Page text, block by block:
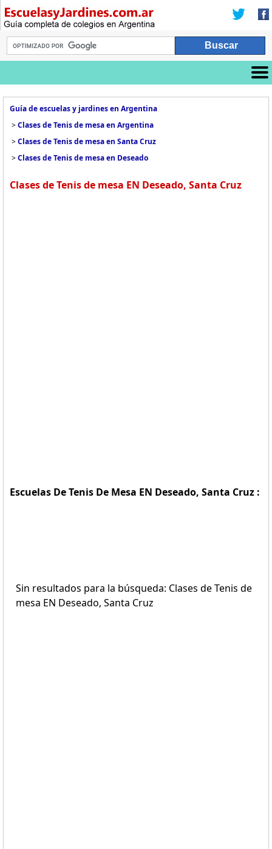
Guía de escuelas y jardines en Argentina
>Clases de Tenis de mesa en Argentina
>Clases de Tenis de mesa en Santa Cruz
>Clases de Tenis de mesa en Deseado
Clases de Tenis de mesa EN Deseado, Santa Cruz
Escuelas De Tenis De Mesa EN Deseado, Santa Cruz :
Sin resultados para la búsqueda: Clases de Tenis de
mesa EN Deseado, Santa Cruz